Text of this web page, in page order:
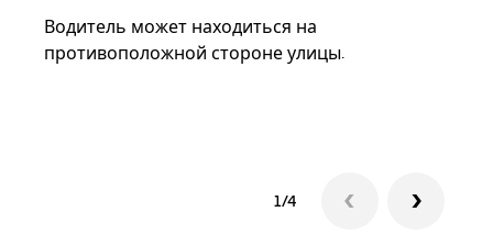
Водитель может находиться на
противоположной стороне улицы.
1/4